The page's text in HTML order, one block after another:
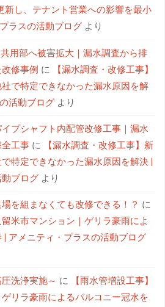
し、テナント営業への影響を最小
ラスの活動ブログ より
用部へ被害拡大｜漏水調査から排
修事例 に
【漏水調査・改修工事】
で特定できなかった漏水原因を解
活動ブログ より
プシャフト内配管改修工事｜漏水
工事 に
【漏水調査・改修工事】新
特定できなかった漏水原因を解決 |
ブログ より
を組まなくても改修できる！？ に
留米市マンション｜ゲリラ豪雨によ
| アメニティ・プラスの活動ブログ
洗浄実施～ に
【雨水管増設工事】
リラ豪雨によるバルコニー冠水を